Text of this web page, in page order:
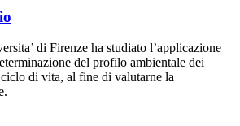
di Firenze ha studiato l’applicazione
del profilo ambientale dei
di vita, al fine di valutarne la